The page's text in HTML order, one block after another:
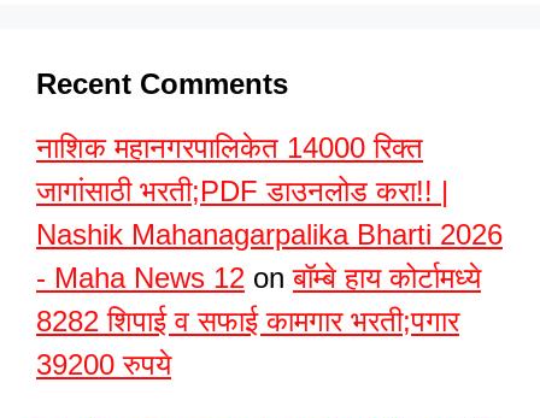
Recent Comments
नाशिक महानगरपालिकेत 14000 रिक्त
जागांसाठी भरती;PDF डाउनलोड करा!! |
Nashik Mahanagarpalika Bharti 2026
- Maha News 12 onबॉम्बे हाय कोर्टामध्ये
8282 शिपाई व सफाई कामगार भरती;पगार
39200 रुपये